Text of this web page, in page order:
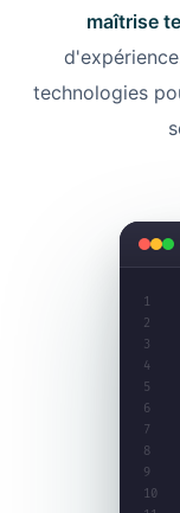
maîtrise
technologies
1
2
3
4
5
6
7
8
9
10